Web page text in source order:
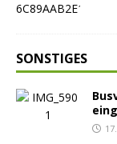
SONSTIGES